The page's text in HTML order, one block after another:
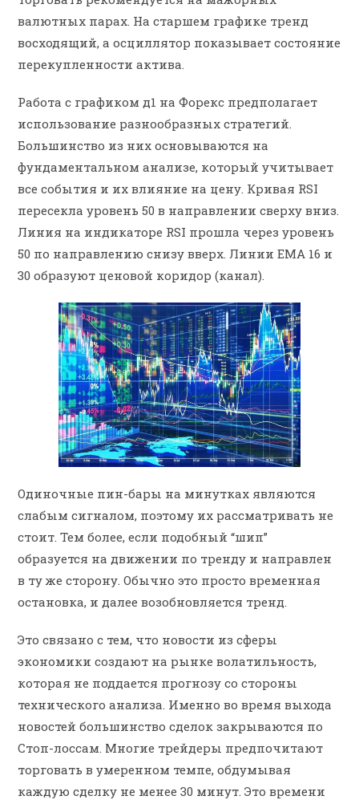
валютных парах. На старшем графике тренд
восходящий, а осциллятор показывает состояние
перекупленности актива.
Работа с графиком д1 на Форекс предполагает
использование разнообразных стратегий.
Большинство из них основываются на
фундаментальном анализе, который учитывает
все события и их влияние на цену. Кривая RSI
пересекла уровень 50 в направлении сверху вниз.
Линия на индикаторе RSI прошла через уровень
50 по направлению снизу вверх. Линии EMA 16 и
30 образуют ценовой коридор (канал).
Одиночные пин-бары на минутках являются
слабым сигналом, поэтому их рассматривать не
стоит. Тем более, если подобный “шип”
образуется на движении по тренду и направлен
в ту же сторону. Обычно это просто временная
остановка, и далее возобновляется тренд.
Это связано с тем, что новости из сферы
экономики создают на рынке волатильность,
которая не поддается прогнозу со стороны
технического анализа. Именно во время выхода
новостей большинство сделок закрываются по
Стоп-лоссам. Многие трейдеры предпочитают
торговать в умеренном темпе, обдумывая
каждую сделку не менее 30 минут. Это времени